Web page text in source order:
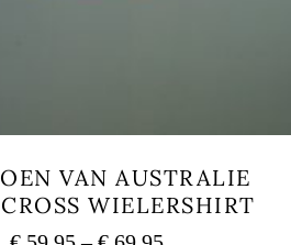
VAN AUSTRALIE
WIELERSHIRT